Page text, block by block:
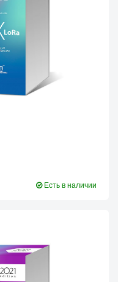
Есть в наличии